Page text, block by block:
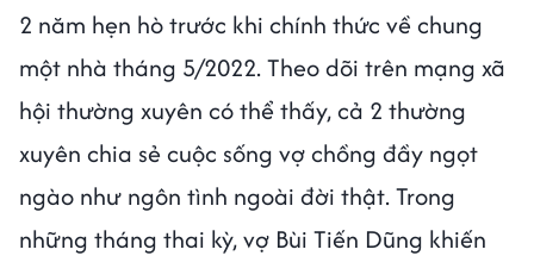
2 năm hẹn hò trước khi chính thức về chung
một nhà tháng 5/2022. Theo dõi trên mạng xã
hội thường xuyên có thể thấy, cả 2 thường
xuyên chia sẻ cuộc sống vợ chồng đầy ngọt
ngào như ngôn tình ngoài đời thật. Trong
những tháng thai kỳ, vợ Bùi Tiến Dũng khiến